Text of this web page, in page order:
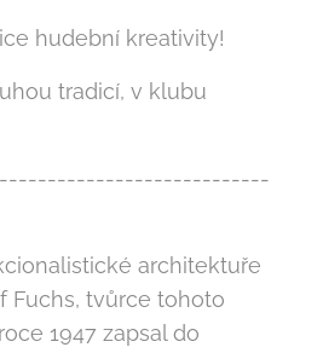
hudební kreativity!
tradicí, v klubu
architektuře
Fuchs, tvůrce tohoto
1947 zapsal do